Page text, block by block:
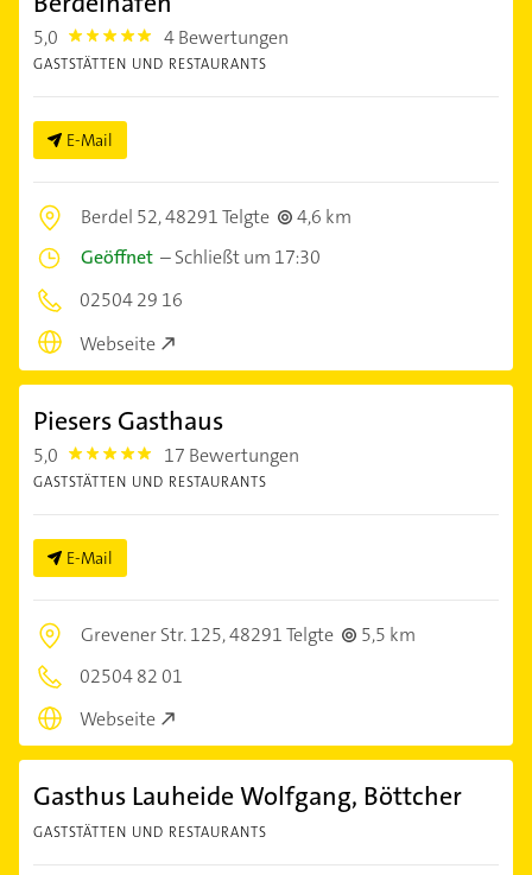
5,0 5.0 4 Bewertungen
GASTSTÄTTEN UND RESTAURANTS
E-Mail
Berdel 52,48291 Telgte
4,6 km
Geöffnet –Schließt um 17:30
02504 29 16
Webseite
Piesers Gasthaus
5,0 5.0 17 Bewertungen
GASTSTÄTTEN UND RESTAURANTS
E-Mail
Grevener Str. 125,48291 Telgte
5,5 km
02504 82 01
Webseite
Gasthus Lauheide Wolfgang, Böttcher
GASTSTÄTTEN UND RESTAURANTS